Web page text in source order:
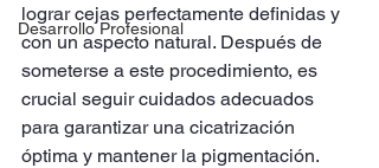
Desarrollo Profesional
lograr cejas perfectamente definidas y
con un aspecto natural. Después de
someterse a este procedimiento, es
crucial seguir cuidados adecuados
para garantizar una cicatrización
óptima y mantener la pigmentación.